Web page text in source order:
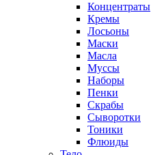
Концентраты
Кремы
Лосьоны
Маски
Масла
Муссы
Наборы
Пенки
Скрабы
Сыворотки
Тоники
Флюиды